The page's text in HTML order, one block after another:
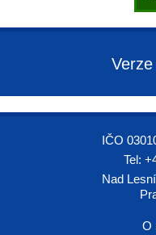
IČO
Tel:
Nad
O